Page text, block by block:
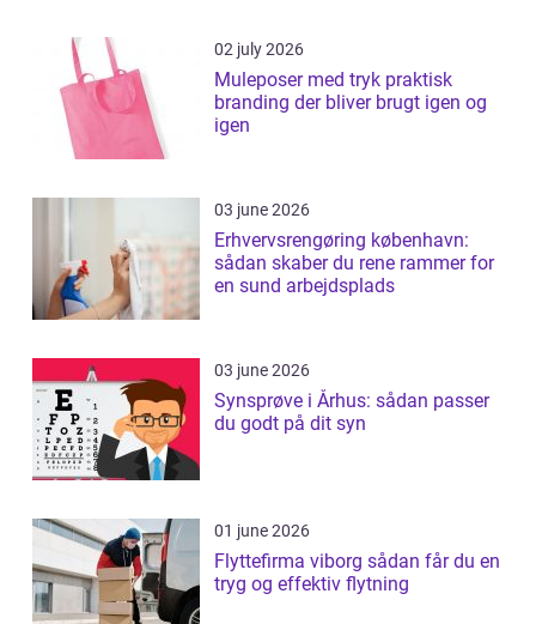
02 july 2026
Muleposer med tryk praktisk
branding der bliver brugt igen og
igen
03 june 2026
Erhvervsrengøring københavn:
sådan skaber du rene rammer for
en sund arbejdsplads
03 june 2026
Synsprøve i Århus: sådan passer
du godt på dit syn
01 june 2026
Flyttefirma viborg sådan får du en
tryg og effektiv flytning